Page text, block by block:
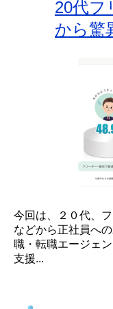
20代フ
から驚
今回は、２０代、
などから正社員へ
職・転職エージェ
支援...